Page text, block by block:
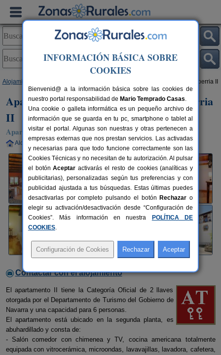
Alojamientos > Apartamentos Turísticos Rurales Etxeberria II
Apartamentos Turísticos Rurales Etxeberria
II
Apartamentos Rurales en Iraizotz (Navarra)
Alquiler completo 6 plazas 25 km de Pamplona
Contactar con el alojamiento
El apartamento II tiene la Categoría Oficial de 2 llaves
otorgada por el Departamento de Turismo del Gobierno de
Navarra y una capacidad para 6 personas.
El apartamento está ubicado en la segunda planta, es
abuhardillado y consta de:
- Salón comedor con chimenea y TV, cocina americana totalmente
equipada con vitrocerámica, microondas, lavavajillas, lavadora, cafetera,
INFORMACIÓN BÁSICA SOBRE
COOKIES
Bienvenid@ a la información básica sobre las cookies de
nuestro portal responsabilidad de Mario Temprado Casas.
Una cookie o galleta informática es un pequeño archivo de
información que se guarda en tu pc, smartphone o tablet al
visitar el portal. Algunas son nuestras y otras pertenecen a
empresas externas que nos prestan servicios. Las activadas
y necesarias para que todo funcione correctamente son las
Cookies Técnicas y no necesitan de tu autorización. Al pulsar
el botónAceptar activarás el resto de cookies (analíticas y
publicitarias), personalizadas según tus preferencias y con
publicidad ajustada a tus búsquedas. Estas últimas puedes
desactivarlas por completo pulsando el botón Rechazar o
elegir su activación/desactivación desde “Configuración de
Cookies”. Más información en nuestra
POLÍTICA DE
COOKIES.